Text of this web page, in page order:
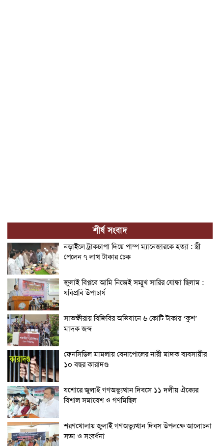
শীর্ষ সংবাদ
নড়াইলে ট্রাকচাপা দিয়ে পাম্প ম্যানেজারকে হত্যা : স্ত্রী
পেলেন ৭ লাখ টাকার চেক
জুলাই বিপ্লবে আমি নিজেই সম্মুখ সারির যোদ্ধা ছিলাম :
যবিপ্রবি উপাচার্য
সাতক্ষীরায় বিজিবির অভিযানে ৬ কোটি টাকার ‘কুশ’
মাদক জব্দ
ফেনসিডিল মামলায় বেনাপোলের নারী মাদক ব্যবসায়ীর
১০ বছর কারাদণ্ড
যশোরে জুলাই গণঅভ্যুত্থান দিবসে ১১ দলীয় ঐক্যের
বিশাল সমাবেশ ও গণমিছিল
শরণখোলায় জুলাই গণঅভ্যুত্থান দিবস উপলক্ষে আলোচনা
সভা ও সংবর্ধনা